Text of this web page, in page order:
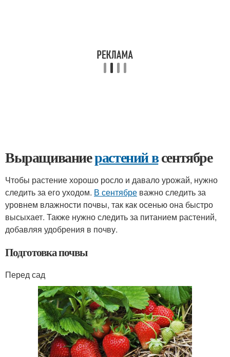
Выращиваниерастений всентябре
Чтобы растение хорошо росло и давало урожай, нужно
следить за его уходом. В сентябре важно следить за
уровнем влажности почвы, так как осенью она быстро
высыхает. Также нужно следить за питанием растений,
добавляя удобрения в почву.
Подготовка почвы
Перед сад